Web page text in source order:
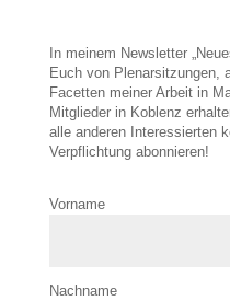
In meinem Newsletter
Euch von Plenarsitzungen,
Facetten meiner Arbeit in
Mitglieder in Koblenz
alle anderen Interessierten
Verpflichtung abonnieren!
Vorname
Nachname